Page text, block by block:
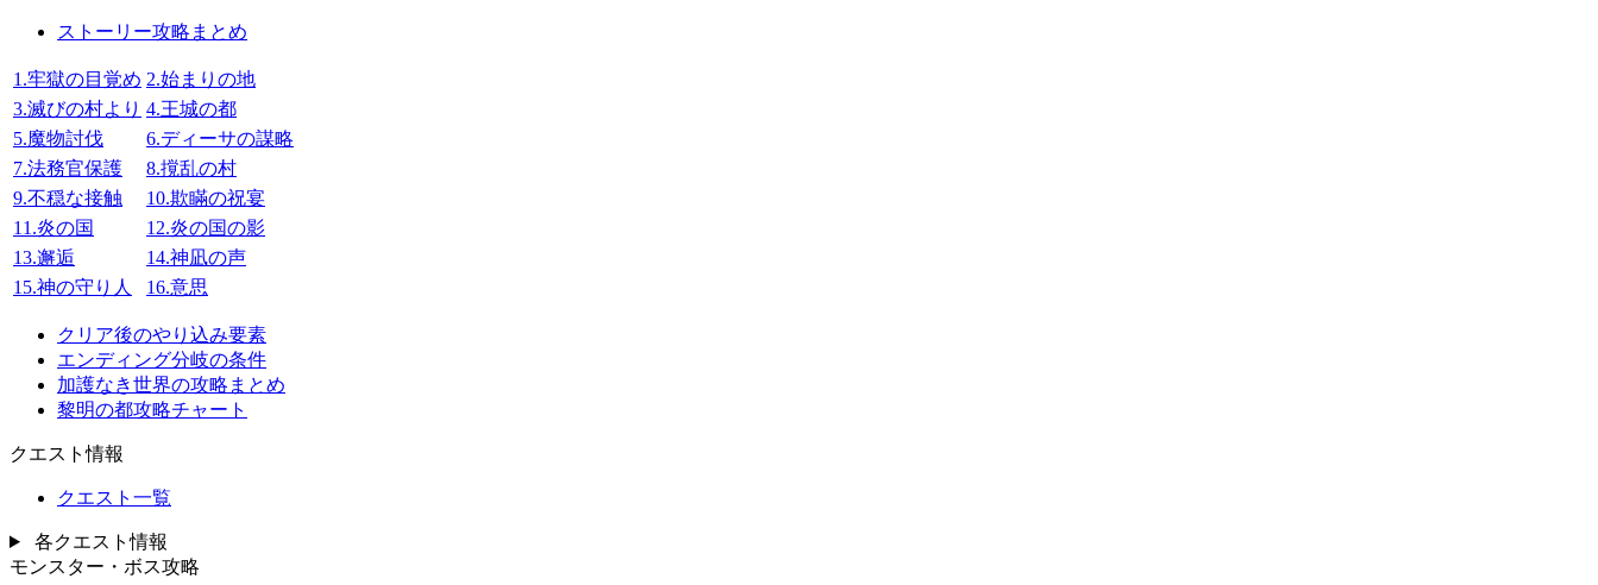
ストーリー攻略まとめ
1.牢獄の目覚め 2.始まりの地
3.滅びの村より 4.王城の都
5.魔物討伐
6.ディーサの謀略
7.法務官保護
8.撹乱の村
9.不穏な接触
10.欺瞞の祝宴
11.炎の国
12.炎の国の影
13.邂逅
14.神凪の声
15.神の守り人
16.意思
クリア後のやり込み要素
エンディング分岐の条件
加護なき世界の攻略まとめ
黎明の都攻略チャート
クエスト情報
クエスト一覧
各クエスト情報
モンスター・ボス攻略